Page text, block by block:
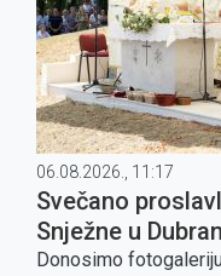
06.08.2026., 11:17
Svečano
Snježne u
Donosimo